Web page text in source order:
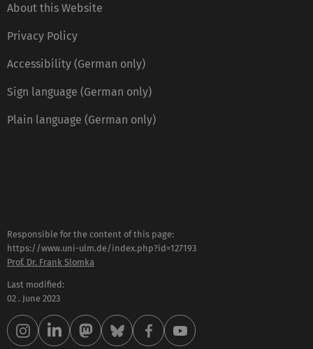
About this Website
Privacy Policy
Accessibility (German only)
Sign language (German only)
Plain language (German only)
Responsible for the content of this page:
https://www.uni-ulm.de/index.php?id=127193
Prof. Dr. Frank Slomka
Last modified:
02 . June 2023